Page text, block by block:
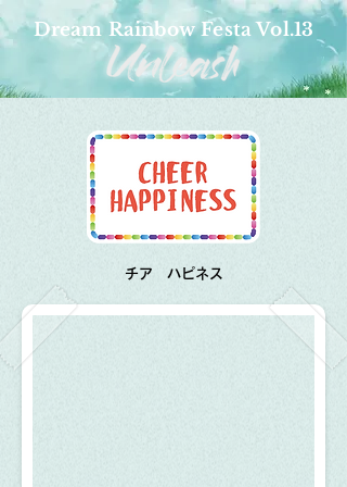
Dream Rainbow Festa Vol.13
​チア ハピネス